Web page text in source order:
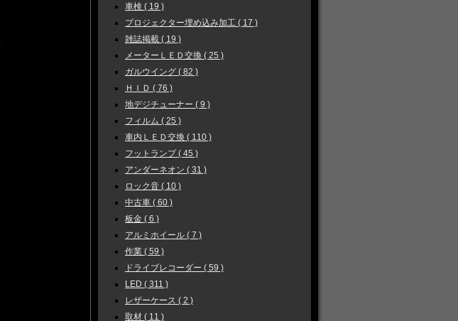
車検 ( 19 )
プロジェクター埋め込み加工 ( 17 )
雑誌掲載 ( 19 )
メーターＬＥＤ交換 ( 25 )
ガルウイング ( 82 )
ＨＩＤ ( 76 )
地デジチューナー ( 9 )
フィルム ( 25 )
車内ＬＥＤ交換 ( 110 )
フットランプ ( 45 )
アンダーネオン ( 31 )
ロック音 ( 10 )
中古車 ( 60 )
板金 ( 6 )
アルミホイール ( 7 )
作業 ( 59 )
ドライブレコーダー ( 59 )
LED ( 311 )
レザーケース ( 2 )
取材 ( 11 )